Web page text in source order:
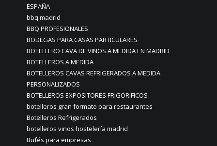
ESPAÑA
bbq madrid
BBQ PROFESIONALES
BODEGAS PARA CASAS PARTICULARES
BOTELLERO CAVA DE VINOS A MEDIDA EN MADRID
BOTELLEROS A MEDIDA
BOTELLEROS CAVAS REFRIGERADOS A MEDIDA
PERSONALIZADOS
BOTELLEROS EXPOSITORES FRIGORIFICOS
botelleros gran formato para restaurantes
Botelleros Refrigerados
botelleros vinos hostelería madrid
Bufés para empresas